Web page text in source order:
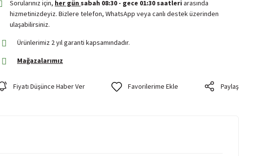
Sorularınız için, her gün sabah 08:30 - gece 01:30 saatleriarasında
hizmetinizdeyiz. Bizlere telefon, WhatsApp veya canlı destek üzerinden
ulaşabilirsiniz.
Ürünlerimiz 2 yıl garanti kapsamındadır.
Mağazalarımız
Fiyatı Düşünce Haber Ver Paylaş